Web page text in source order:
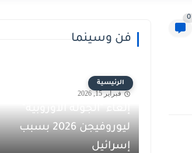
0
فن وسينما
الرئيسية
فبراير 15, 2026
إلغاء "الجولة الأوروبية"
ليوروفيجن 2026 بسبب
إسرائيل